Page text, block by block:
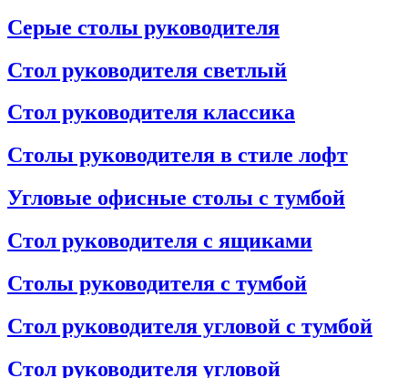
Серые столы руководителя
Стол руководителя светлый
Стол руководителя классика
Столы руководителя в стиле лофт
Угловые офисные столы с тумбой
Стол руководителя с ящиками
Столы руководителя с тумбой
Стол руководителя угловой с тумбой
Стол руководителя угловой